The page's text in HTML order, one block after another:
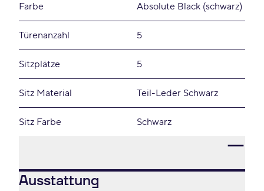
Farbe Absolute Black (schwarz)
Türenanzahl 5
Sitzplätze 5
Sitz Material Teil-Leder Schwarz
Sitz Farbe Schwarz
Ausstattung